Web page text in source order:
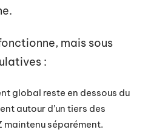
mais sous
:
global reste en dessous du
autour d’un tiers des
maintenu séparément.